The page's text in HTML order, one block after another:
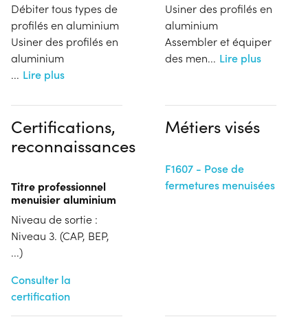
Débiter tous types de
profilés en aluminium
Usiner des profilés en
aluminium
... Lire plus
Usiner des profilés en
aluminium
Assembler et équiper
des men... Lire plus
Certifications,
reconnaissances
Titre professionnel
menuisier aluminium
Niveau de sortie :
Niveau 3. (CAP, BEP,
...)
Consulter la
certification
Métiers visés
F1607 - Pose de
fermetures menuisées